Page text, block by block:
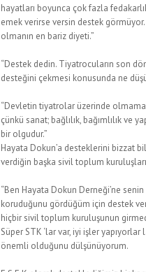
hayatları boyunca çok fazla
emek verirse versin destek
olmanın en bariz diyeti.”
“Destek dedin. Tiyatrocuların son
desteğini çekmesi konusunda ne
“Devletin tiyatrolar üzerinde
çünkü sanat; bağlılık, bağımlılık ve
bir olgudur.”
Hayata Dokun’a desteklerini bizzat
verdiğin başka sivil toplum kuruluşları
“Ben Hayata Dokun Derneği’ne
koruduğunu gördüğüm için destek
hiçbir sivil toplum kuruluşunun
Süper STK ‘lar var, iyi işler
önemli olduğunu dülşünüyorum.